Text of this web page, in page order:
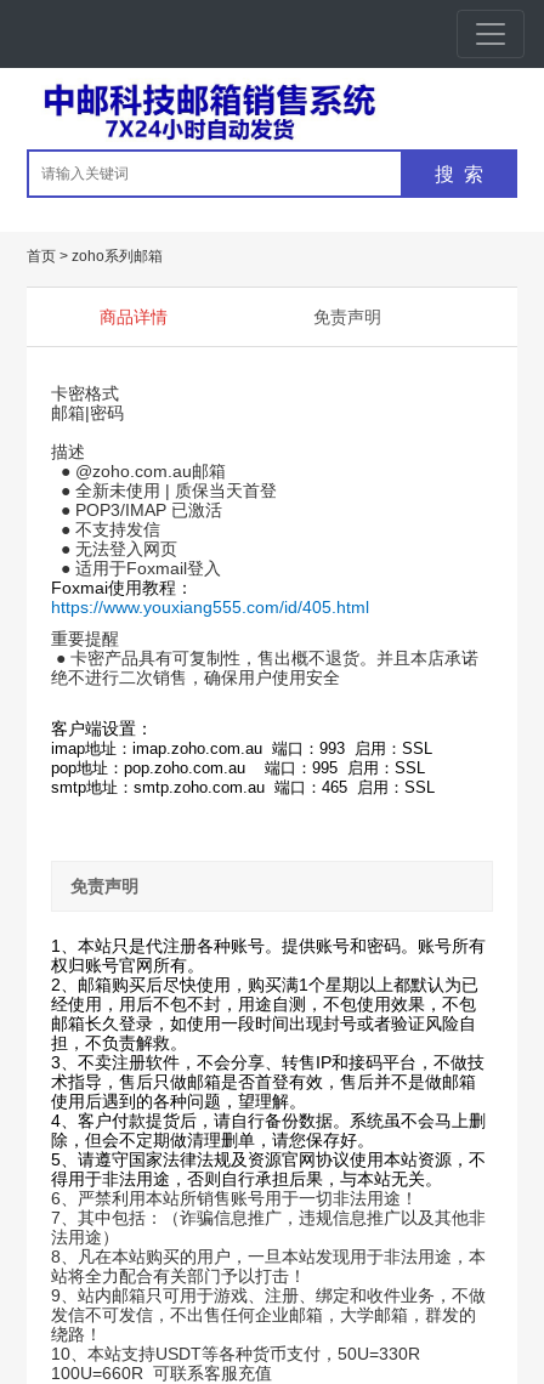
首页 >zoho系列邮箱
商品详情 免责声明
卡密格式
邮箱|密码
描述
● @zoho.com.au邮箱
● 全新未使用 | 质保当天首登
● POP3/IMAP 已激活
● 不支持发信
● 无法登入网页
● 适用于Foxmail登入
Foxmai使用教程：
https://www.youxiang555.com/id/405.html
重要提醒
● 卡密产品具有可复制性，售出概不退货。并且本店承诺
绝不进行二次销售，确保用户使用安全
客户端设置：
imap地址：imap.zoho.com.au 端口：993 启用：SSL
pop地址：pop.zoho.com.au 端口：995 启用：SSL
smtp地址：smtp.zoho.com.au 端口：465 启用：SSL
免责声明
1、本站只是代注册各种账号。提供账号和密码。账号所有
权归账号官网所有。
2、邮箱购买后尽快使用，购买满1个星期以上都默认为已
经使用，用后不包不封，用途自测，不包使用效果，不包
邮箱长久登录，如使用一段时间出现封号或者验证风险自
担，不负责解救。
3、不卖注册软件，不会分享、转售IP和接码平台，不做技
术指导，售后只做邮箱是否首登有效，售后并不是做邮箱
使用后遇到的各种问题，望理解。
4、客户付款提货后，请自行备份数据。系统虽不会马上删
除，但会不定期做清理删单，请您保存好。
5、请遵守国家法律法规及资源官网协议使用本站资源，不
得用于非法用途，否则自行承担后果，与本站无关。
6
严禁利用本站所销售账号用于一切非法用途！
7 、其中包括：（诈骗信息推广，违规信息推广以及其他非
法用途）
8
凡在本站购买的用户，一旦本站发现用于非法用途，本
站将全力配合有关部门予以打击！
9 、站内邮箱只可用于游戏、注册、绑定和收件业务，不做
发信不可发信，不出售任何企业邮箱，大学邮箱，群发的
绕路！
10 、本站支持USDT等各种货币支付，50U=330R
100U=660R 可联系客服充值